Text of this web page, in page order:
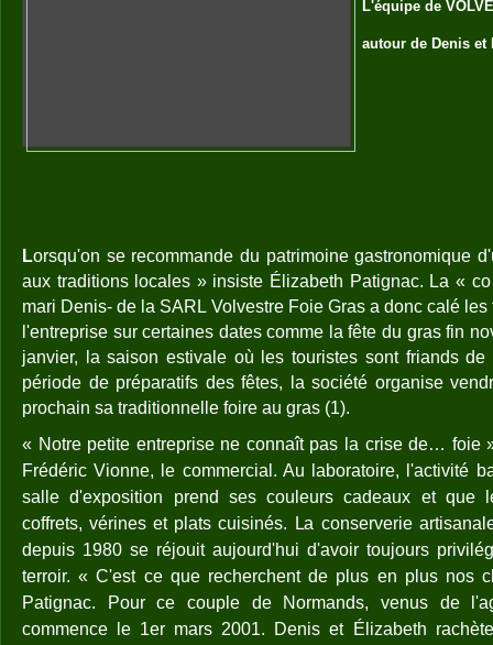
L'équipe de
autour de Denis et
Lorsqu'on se recommande du patrimoine gastronomique
aux traditions locales » insiste Élizabeth Patignac. La «
mari Denis- de la SARL Volvestre Foie Gras a donc calé
l'entreprise sur certaines dates comme la fête du gras fin
janvier, la saison estivale où les touristes sont friands
période de préparatifs des fêtes, la société organise
prochain sa traditionnelle foire au gras (1).
« Notre petite entreprise ne connaît pas la crise de… foie
Frédéric Vionne, le commercial. Au laboratoire, l'activité
salle d'exposition prend ses couleurs cadeaux et que
coffrets, vérines et plats cuisinés. La conserverie
depuis 1980 se réjouit aujourd'hui d'avoir toujours
terroir. « C'est ce que recherchent de plus en plus nos
Patignac. Pour ce couple de Normands, venus de
commence le 1er mars 2001. Denis et Élizabeth